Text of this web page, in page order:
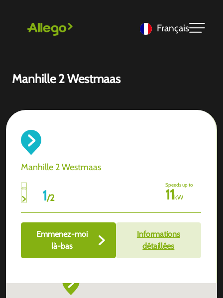
Français
Manhille 2 Westmaas
Manhille 2 Westmaas
1/2
Speeds up to
11kW
Emmenez-moi
là-bas
Informations
détaillées